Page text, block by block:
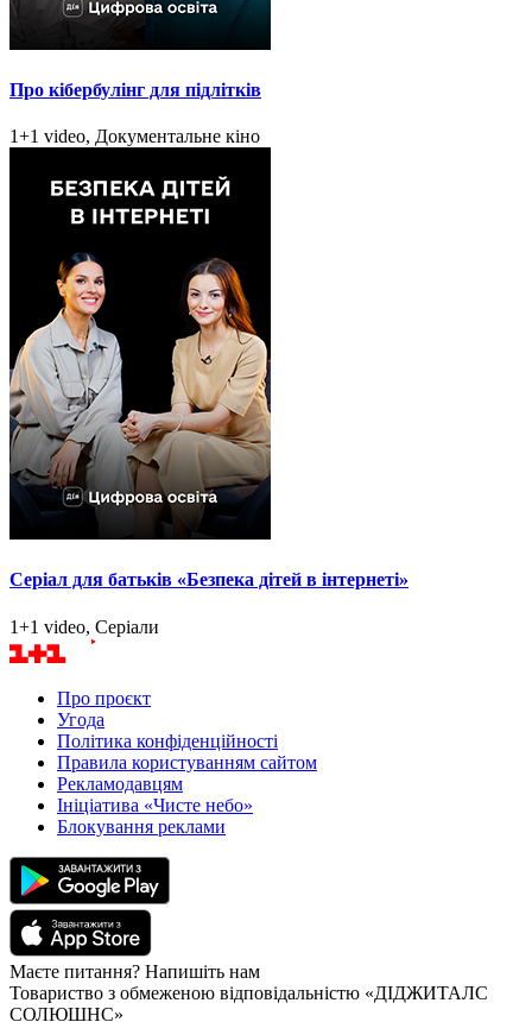
Про кібербулінг для підлітків
1+1 video, Документальне кіно
Серіал для батьків «Безпека дітей в інтернеті»
1+1 video, Серіали
Про проєкт
Угода
Політика конфіденційності
Правила користуванням сайтом
Рекламодавцям
Ініціатива «Чисте небо»
Блокування реклами
Маєте питання? Напишіть нам
Товариство з обмеженою відповідальністю «ДІДЖИТАЛС
СОЛЮШНС»